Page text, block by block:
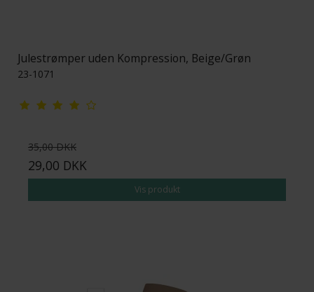
Julestrømper uden Kompression, Beige/Grøn
23-1071
35,00 DKK
29,00 DKK
Vis produkt